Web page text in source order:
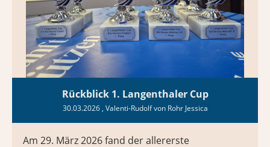
Rückblick 1. Langenthaler Cup
30.03.2026, Valenti-Rudolf von Rohr Jessica
Am 29. März 2026 fand der allererste